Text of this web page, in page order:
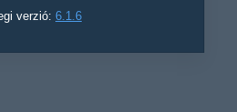
verzió: 6.1.6